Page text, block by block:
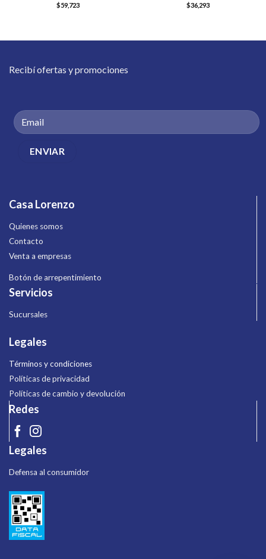
$59,723
$36,293
Recibí ofertas y promociones
Casa Lorenzo
Quienes somos
Contacto
Venta a empresas
Botón de arrepentimiento
Servicios
Sucursales
Legales
Términos y condiciones
Políticas de privacidad
Políticas de cambio y devolución
Redes
Legales
Defensa al consumidor